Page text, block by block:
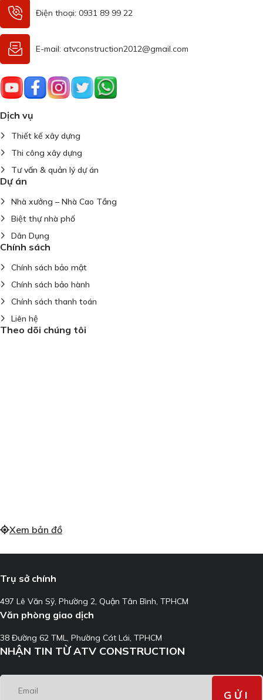
Điện thoại: 0931 89 99 22
E-mail: atvconstruction2012@gmail.com
Dịch vụ
Thiết kế xây dựng
Thi công xây dựng
Tư vấn & quản lý dự án
Dự án
Nhà xưởng – Nhà Cao Tầng
Biệt thự nhà phố
Dân Dụng
Chính sách
Chính sách bảo mật
Chính sách bảo hành
Chính sách thanh toán
Liên hệ
Theo dõi chúng tôi
Xem bản đồ
Trụ sở chính
497 Lê Văn Sỹ, Phường 2, Quận Tân Bình, TPHCM
Văn phòng giao dịch
38 Đường 62 TML, Phường Cát Lái, TPHCM
NHẬN TIN TỪ ATV CONSTRUCTION